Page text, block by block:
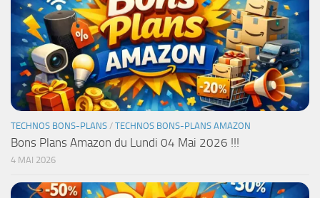
TECHNOS BONS-PLANS / TECHNOS BONS-PLANS AMAZON
Bons Plans Amazon du Lundi 04 Mai 2026 !!!
4 MAI 2026